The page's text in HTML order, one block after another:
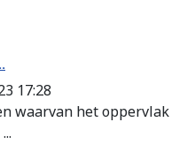
17:28
waarvan het oppervlak